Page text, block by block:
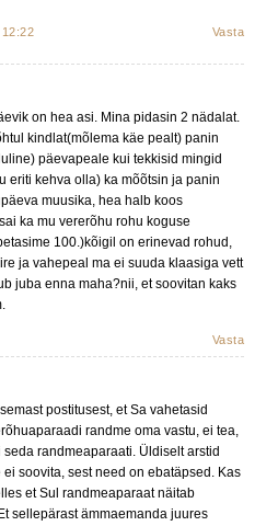
Vasta
on hea asi. Mina pidasin 2 nädalat.
kindlat(mõlema käe pealt) panin
päevapeale kui tekkisid mingid
eriti kehva olla) ka mõõtsin ja panin
muusika, hea halb koos
ka mu vererõhu rohu koguse
100.)kõigil on erinevad rohud,
ja vahepeal ma ei suuda klaasiga vett
juba enna maha?nii, et soovitan kaks
Vasta
postitusest, et Sa vahetasid
randme oma vastu, ei tea,
randmeaparaati. Üldiselt arstid
soovita, sest need on ebatäpsed. Kas
et Sul randmeaparaat näitab
sellepärast ämmaemanda juures